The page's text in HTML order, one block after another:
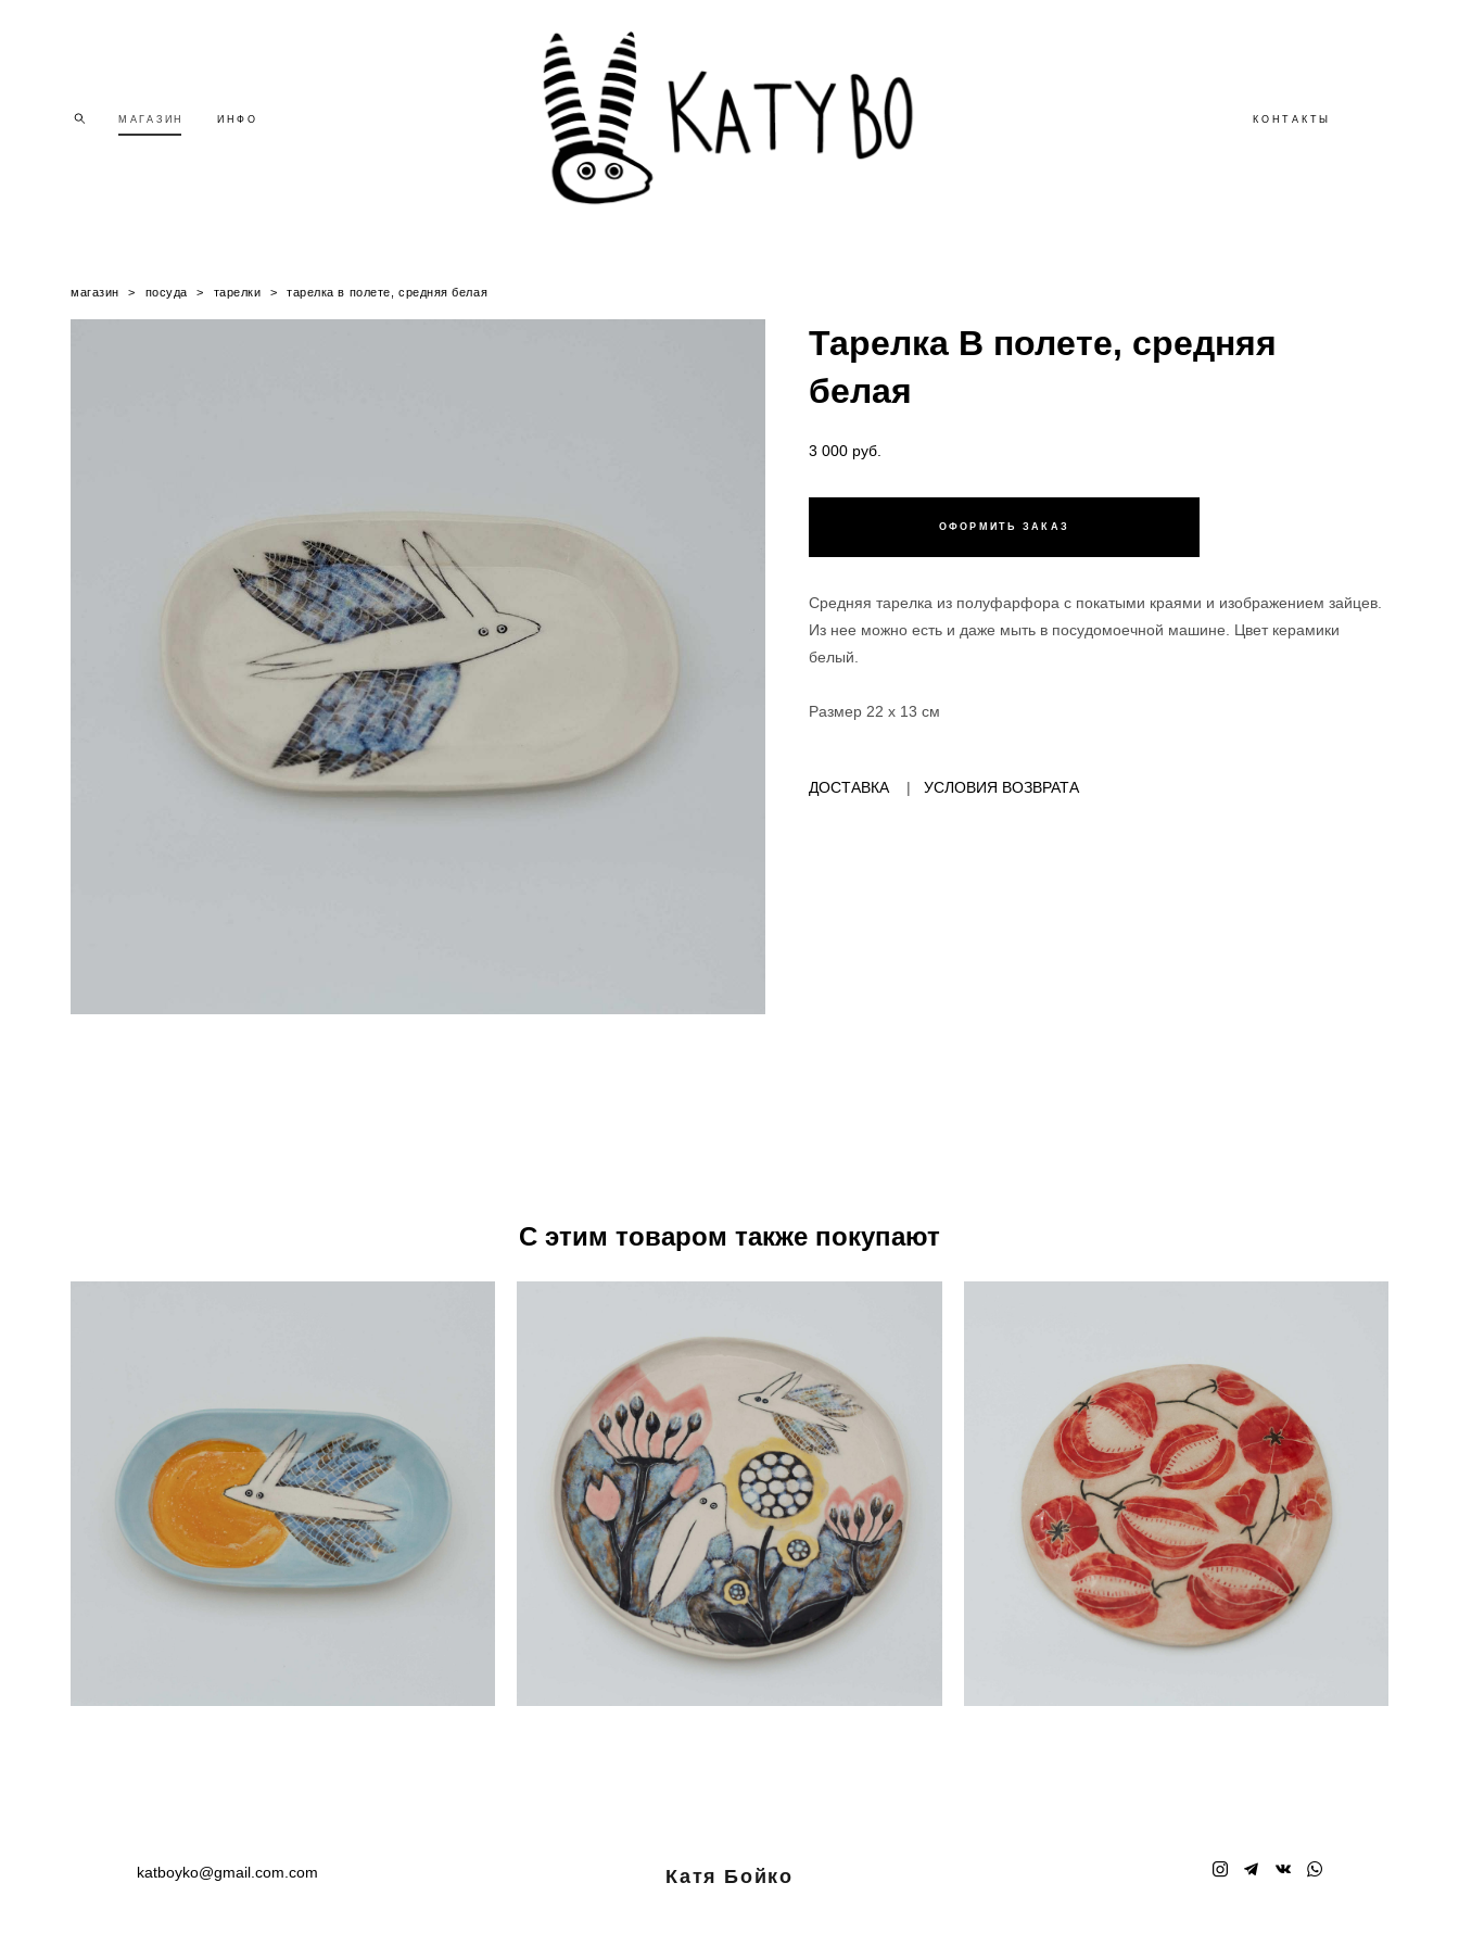
МАГАЗИН ИНФО КОНТАКТЫ
МАГАЗИН ИНФО КОНТАКТЫ
магазин > посуда > тарелки > тарелка в полете, средняя белая
Тарелка В полете, средняя
белая
3 000 pуб.
ОФОРМИТЬ ЗАКАЗ
Средняя тарелка из полуфарфора с покатыми краями и изображением зайцев.
Из нее можно есть и даже мыть в посудомоечной машине. Цвет керамики
белый.
Размер 22 х 13 см
ДОСТАВКА| УСЛОВИЯ ВОЗВРАТА
С этим товаром также покупают
Тарелка Зайка в небе, малая белая
2 000 pуб.
Тарелка Зайцы в розовых цветах, белая, большая
6 000 pуб.
Тарелка Зубастые цветы, средняя, белая
3 000 pуб.
1 500 pуб.
katboyko@gmail.com.com Катя Бойко